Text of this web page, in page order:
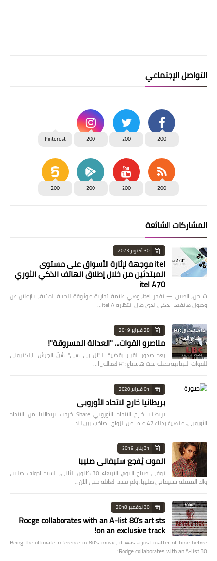
التواصل الإجتماعي
200
200
200
Pinterest
200
200
200
200
المشاركات الشائعة
30 أكتوبر 2023
itel موجهة لإثارة الأسواق على مستوى
المبتدئين من خلال إطلاق الهاتف الذكي الثوري
itel A70
شنجن، الصين — تفخر itel، وهي علامة تجارية موثوقة للحياة الذكية، بالإعلان عن
وصول هاتفها الذكي الذي طال انتظاره itel A…
28 فبراير 2019
مناصرو القوات... "العدالة المسروقة"!
بعد صدور القرار بقضية الـ"ال بي سي" شنّ الجيش الإلكتروني
للقوات اللبنانية حملة تحت هاشتاغ: "#العدالة_ا…
01 فبراير 2020
بريطانيا خارج الاتحاد الأوروبي
بريطانيا خارج الاتحاد الأوروبي Share خرجت بريطانيا من الاتحاد
الأوروبي، منهية بذلك 47 عاما من الزواج الصاخب بين لند…
31 يناير 2019
الموت يُفجع ستيفاني صليبا
توفي صباح اليوم، الاربعاء 30 كانون الثاني، السيد ادولف صليبا،
والد الممثلة ستيفاني صليبا. ولم تحدد العائلة حتى الآن…
30 نوفمبر 2018
Rodge collaborates with an A-list 80’s artists
on an exclusive track!
Being the ultimate reference in 80’s music, it was a just matter of time before
Rodge collaborates with an A-list 80’…